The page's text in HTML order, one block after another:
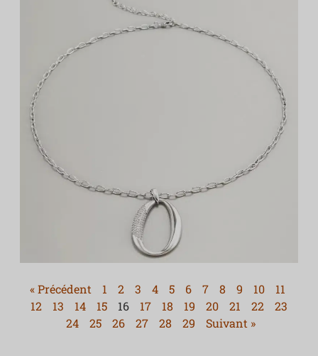
« Précédent 1 2 3 4 5 6 7 8 9 10
11
12
13 14 15 16 17 18 19 20 21 22
23
24
25 26 27 28 29 Suivant »